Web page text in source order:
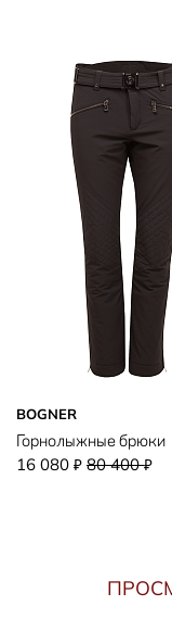
BOGNER
Горнолыжные брюки
16 080 ₽ 80 400₽